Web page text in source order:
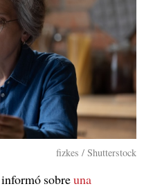
fizkes / Shutterstock
sobreuna